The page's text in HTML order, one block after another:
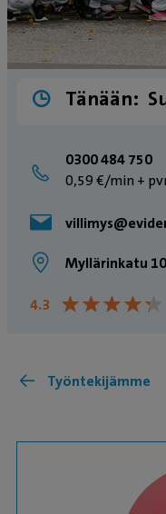
Tänään:
0300 484 750
0,59 €/min +
Myllärinkatu
4.3 ★★★★★
★★★★★
Työntekijämme